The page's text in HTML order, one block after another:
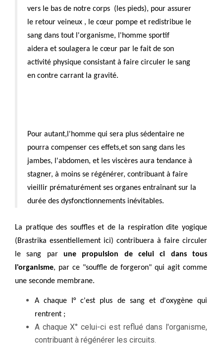
vers le bas de notre corps (les pieds), pour assurer
le retour veineux , le cœur pompe et redistribue le
sang dans tout l'organisme, l'homme sportif
aidera et soulagera le cœur par le fait de son
activité physique consistant à faire circuler le sang
en contre carrant la gravité.
Pour autant,l'homme qui sera plus sédentaire ne
pourra compenser ces effets,et son sang dans les
jambes, l'abdomen, et les viscères aura tendance à
stagner, à moins se régénérer, contribuant à faire
vieillir prématurément ses organes entraînant sur la
durée des dysfonctionnements inévitables.
La pratique des souffles et de la respiration dite yogique
(Brastrika essentiellement ici) contribuera à faire circuler
le sang par une propulsion de celui
ci dans tous
l'organisme, par ce "souffle de forgeron" qui agit comme
une seconde membrane.
A chaque I° c'est plus de sang et d'oxygène qui
rentrent ;
A chaque X° celui-ci est reflué dans l'organisme,
contribuant à régénérer les circuits.